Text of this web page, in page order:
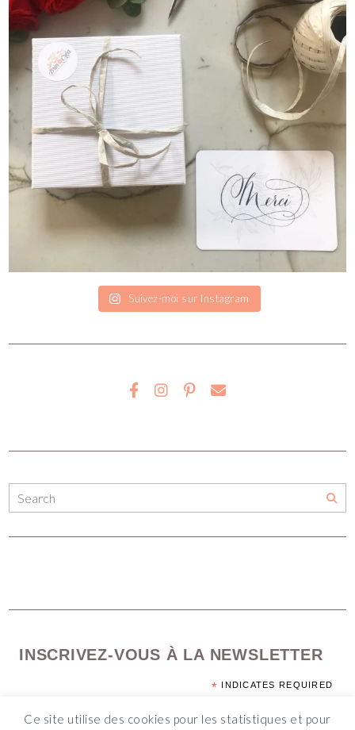
Ce site utilise des cookies pour les statistiques et pour
Suivez-moi sur Instagram
INSCRIVEZ-VOUS À LA NEWSLETTER
* INDICATES REQUIRED